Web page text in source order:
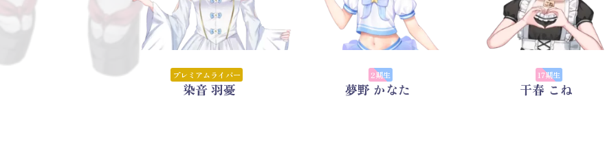
プレミアムライバー
染音 羽憂
2期生
夢野 かなた
17期生
干春 こね